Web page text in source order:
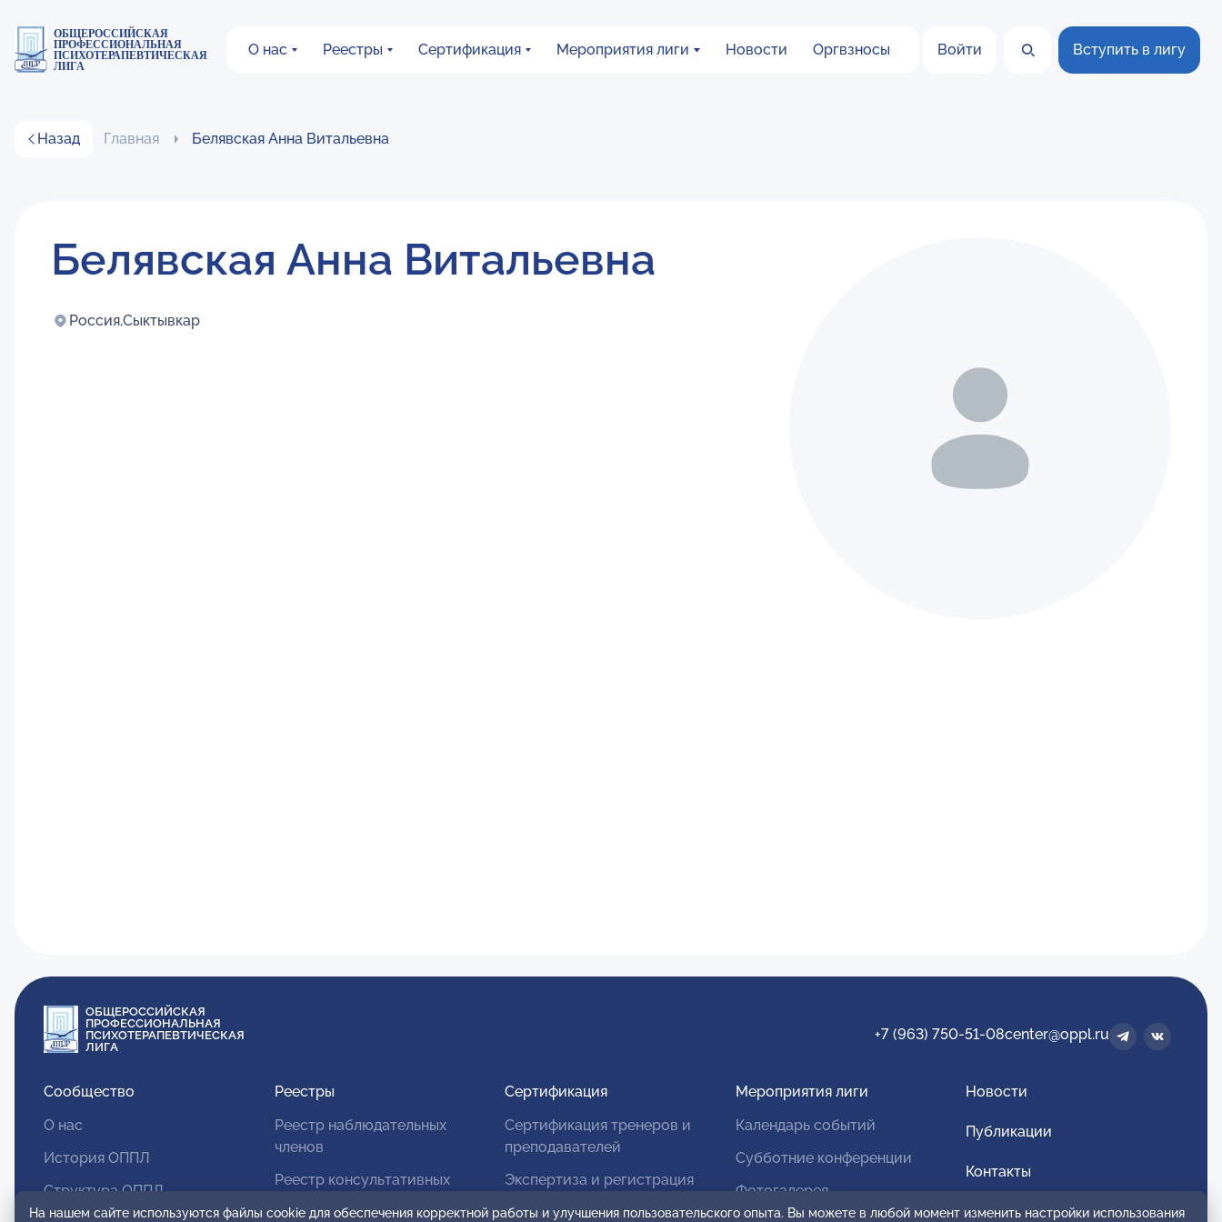
ОБЩЕРОССИЙСКАЯ
ПРОФЕССИОНАЛЬНАЯ
ПСИХОТЕРАПЕВТИЧЕСКАЯ
ЛИГА
О нас Реестры Сертификация Мероприятия лиги Новости Оргвзносы Войти Вступить в лигу
Назад Главная Белявская Анна Витальевна
Белявская Анна Витальевна
Россия,Сыктывкар
ОБЩЕРОССИЙСКАЯ
ПРОФЕССИОНАЛЬНАЯ
ПСИХОТЕРАПЕВТИЧЕСКАЯ
ЛИГА
+7 (963) 750-51-08center@oppl.ru
Сообщество
О нас
История ОППЛ
Структура ОППЛ
Реестры
Реестр наблюдательных
членов
Реестр консультативных
Сертификация
Сертификация тренеров и
преподавателей
Экспертиза и регистрация
Мероприятия лиги
Календарь событий
Субботние конференции
Фотогалерея
Новости
Публикации
Контакты
Для спонсоров и партнеров
На нашем сайте используются файлы cookie для обеспечения корректной работы и улучшения пользовательского опыта. Вы можете в любой момент изменить настройки использования